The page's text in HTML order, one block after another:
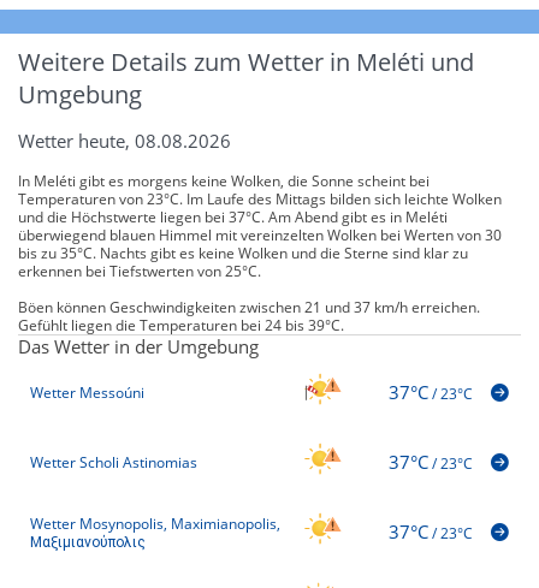
Weitere Details zum Wetter in Meléti und
Umgebung
Wetter heute, 08.08.2026
In Meléti gibt es morgens keine Wolken, die Sonne scheint bei
Temperaturen von 23°C. Im Laufe des Mittags bilden sich leichte Wolken
und die Höchstwerte liegen bei 37°C. Am Abend gibt es in Meléti
überwiegend blauen Himmel mit vereinzelten Wolken bei Werten von 30
bis zu 35°C. Nachts gibt es keine Wolken und die Sterne sind klar zu
erkennen bei Tiefstwerten von 25°C.
Böen können Geschwindigkeiten zwischen 21 und 37 km/h erreichen.
Gefühlt liegen die Temperaturen bei 24 bis 39°C.
Das Wetter in der Umgebung
Wetter Messoúni 37°C/23°C
Wetter Scholi Astinomias 37°C/23°C
Wetter Mosynopolis, Maximianopolis,
Μαξιμιανούπολις
37°C/23°C